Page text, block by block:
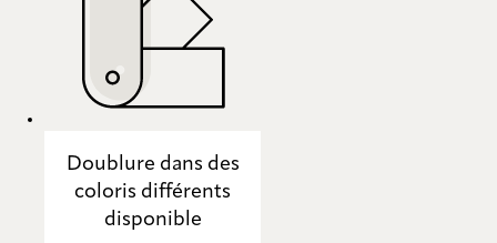
Doublure dans des
coloris différents
disponible